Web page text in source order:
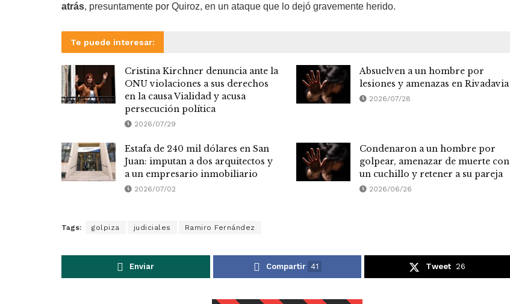
atrás, presuntamente por Quiroz, en un ataque que lo dejó gravemente herido.
Te puede interesar:
Cristina Kirchner denuncia ante la
ONU violaciones a sus derechos
en la causa Vialidad y acusa
persecución política
2026/07/29
Absuelven a un hombre por
lesiones y amenazas en Rivadavia
2026/07/28
Estafa de 240 mil dólares en San
Juan: imputan a dos arquitectos y
a un empresario inmobiliario
2026/07/02
Condenaron a un hombre por
golpear, amenazar de muerte con
un cuchillo y retener a su pareja
2026/06/26
Tags: golpiza judiciales Ramiro Fernández
Enviar Compartir 41 Tweet 26